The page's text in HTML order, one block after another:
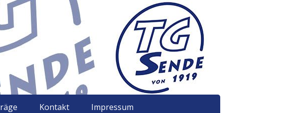
Kontakt Impressum